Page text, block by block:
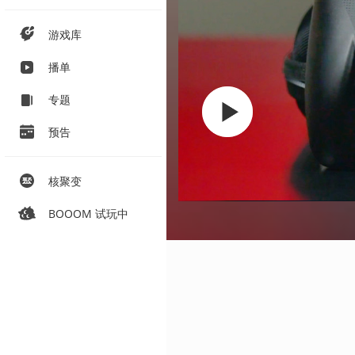
游戏库
播单
专题
预告
核聚变
BOOOM 试玩中